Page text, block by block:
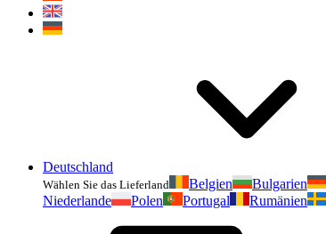
Deutschland
Wählen Sie das Lieferland Belgien Bulgarien
Niederlande
Polen Portugal Rumänien